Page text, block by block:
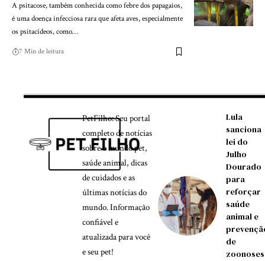
A psitacose, também conhecida como febre dos papagaios,
é uma doença infecciosa rara que afeta aves, especialmente
os psitacídeos, como…
7 Min de leitura
PetFilho: Seu portal
completo de notícias
sobre o mundo pet,
saúde animal, dicas
de cuidados e as
últimas notícias do
mundo. Informação
confiável e
atualizada para você
e seu pet!
Lula
sanciona
lei do
Julho
Dourado
para
reforçar
saúde
animal e
de
zoonoses